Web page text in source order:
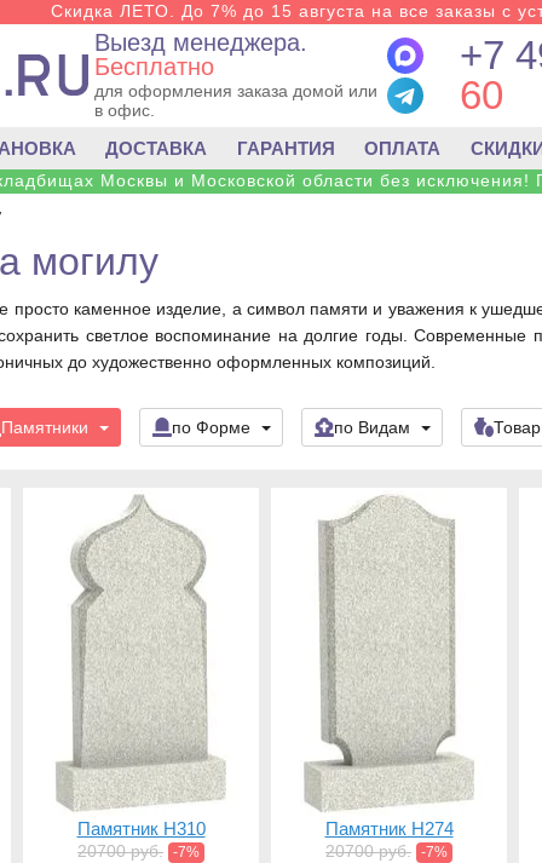
Скидка ЛЕТО. До 7% до 15 августа на все заказы с
Выезд менеджера.
Бесплатно
для оформления заказа домой или
в офис.
+7
60
ДОСТАВКА ГАРАНТИЯ ОПЛАТА
Москвы и Московской области без исключения!
могилу
каменное изделие, а символ памяти и уважения к
сохранить светлое воспоминание на долгие годы.
до художественно оформленных композиций.
Памятники по Форме по Видам
Памятник H310
20700 руб. -7%
Памятник H274
20700 руб. -7%